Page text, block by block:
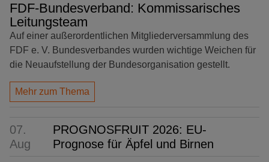
FDF-Bundesverband: Kommissarisches
Leitungsteam
Auf einer außerordentlichen Mitgliederversammlung des
FDF e. V. Bundesverbandes wurden wichtige Weichen für
die Neuaufstellung der Bundesorganisation gestellt.
Mehr zum Thema
07.
Aug
PROGNOSFRUIT 2026: EU-
Prognose für Äpfel und Birnen